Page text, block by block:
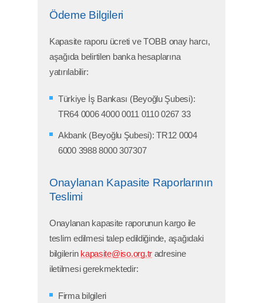
Ödeme Bilgileri
Kapasite raporu ücreti ve TOBB onay harcı,
aşağıda belirtilen banka hesaplarına
yatırılabilir:
Türkiye İş Bankası (Beyoğlu Şubesi):
TR64 0006 4000 0011 0110 0267 33
Akbank (Beyoğlu Şubesi): TR12 0004
6000 3988 8000 307307
Onaylanan Kapasite Raporlarının
Teslimi
Onaylanan kapasite raporunun kargo ile
teslim edilmesi talep edildiğinde, aşağıdaki
bilgilerin kapasite@iso.org.tradresine
iletilmesi gerekmektedir:
Firma bilgileri